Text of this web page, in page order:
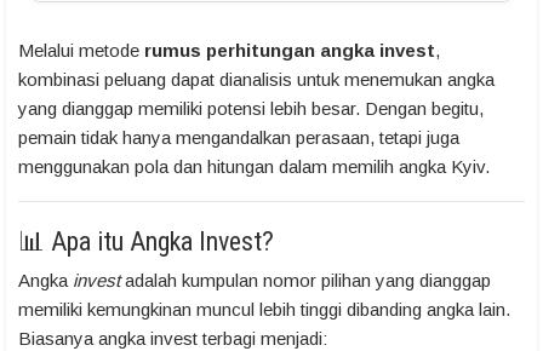
Melalui metode rumus perhitungan angka invest,
kombinasi peluang dapat dianalisis untuk menemukan angka
yang dianggap memiliki potensi lebih besar. Dengan begitu,
pemain tidak hanya mengandalkan perasaan, tetapi juga
menggunakan pola dan hitungan dalam memilih angka Kyiv.
📊 Apa itu Angka Invest?
Angka investadalah kumpulan nomor pilihan yang dianggap
memiliki kemungkinan muncul lebih tinggi dibanding angka lain.
Biasanya angka invest terbagi menjadi: